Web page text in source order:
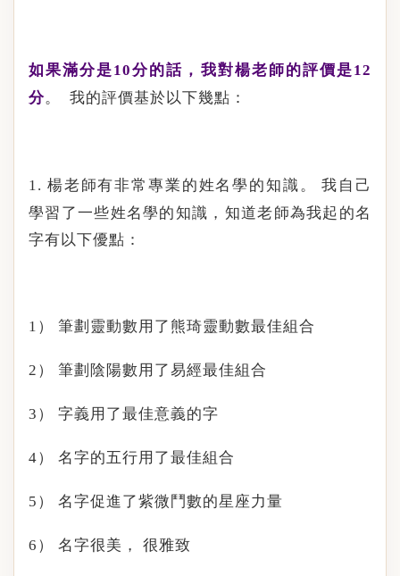
如果滿分是10分的話，我對楊老師的評價是12
分。 我的評價基於以下幾點：
1. 楊老師有非常專業的姓名學的知識。
我自己
學習了一些姓名學的知識，知道老師為我起的名
字有以下優點：
1） 筆劃靈動數用了熊琦靈動數最佳組合
2） 筆劃陰陽數用了易經最佳組合
3） 字義用了最佳意義的字
4） 名字的五行用了最佳組合
5） 名字促進了紫微鬥數的星座力量
6） 名字很美， 很雅致